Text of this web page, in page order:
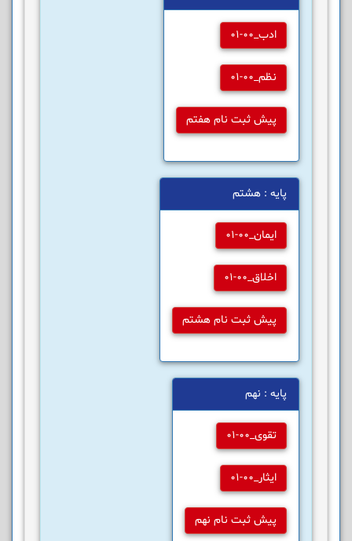
ادب_00-01
نظم_00-01
پیش ثبت نام هفتم
پایه : هشتم
ایمان_00-01
اخلاق_00-01
پیش ثبت نام هشتم
پایه : نهم
تقوی_00-01
ایثار_00-01
پیش ثبت نام نهم